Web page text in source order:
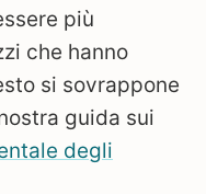
più
che hanno
si sovrappone
guida sui
degli